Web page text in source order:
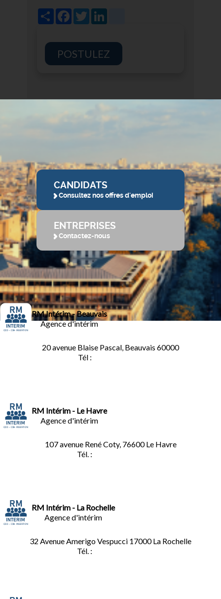
Share Facebook
Twitter
POSTULEZ
CANDIDATS
Consultez nos offres d'emploi
ENTREPRISES
Contactez-nous
RM Intérim - Beauvais
Agence d'intérim
20 avenue Blaise Pascal, Beauvais 60000
Tél :
RM Intérim - Le Havre
Agence d'intérim
107 avenue René Coty, 76600 Le Havre
Tél. :
RM Intérim - La Rochelle
Agence d'intérim
32 Avenue Amerigo Vespucci 17000 La Rochelle
Tél. :